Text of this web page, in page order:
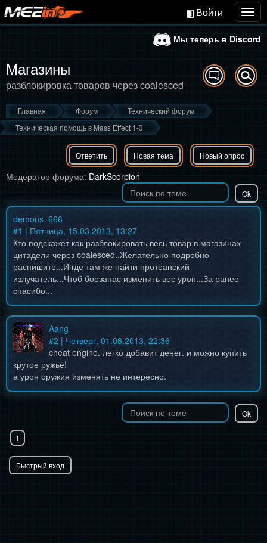
Войти
Мы теперь в Discord
Магазины
разблокировка товаров через coalesced
Главная Форум
Технический форум
Техническая помощь в Mass Effect 1-3
Ответить Новая тема Новый опрос
Модератор форума: DarkScorpion
demons_666
#1 | Пятница, 15.03.2013, 13:27
Кто подскажет как разблокировать весь товар в магазинах
цитадели через coalesced..Желательно подробно
распишите...И где там же найти протеанский
излучатель...Чтоб боезапас изменить вес урон...За ранее
спасибо...
Aang
#2 | Четверг, 01.08.2013, 22:36
cheat engine. легко добавит денег. и можно купить
крутое ружьё!
а урон оружия изменять не интересно.
1